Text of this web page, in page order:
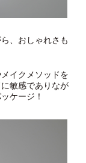
、おしゃれさも
イクメソッドを
敏感でありなが
ケージ！